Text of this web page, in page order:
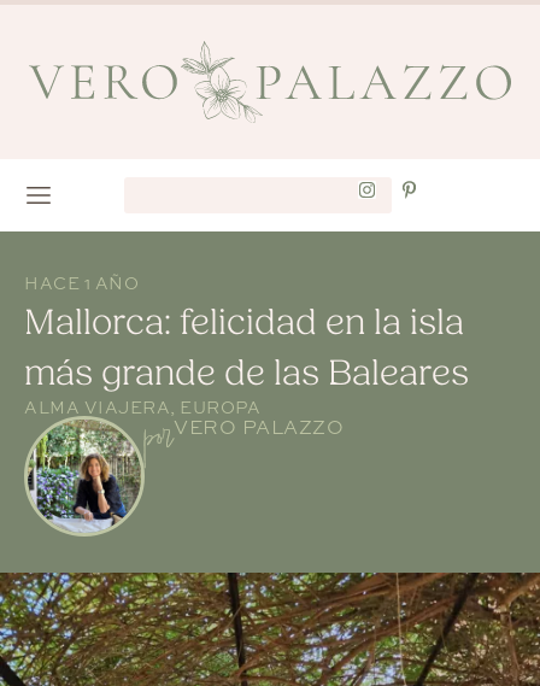
HACE 1 AÑO
Mallorca: felicidad en la isla
más grande de las Baleares
ALMA VIAJERA EUROPA
porVERO PALAZZO